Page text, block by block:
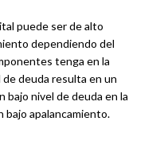
puede ser de alto
dependiendo del
tenga en la
deuda resulta en un
bajo nivel de deuda en la
apalancamiento.